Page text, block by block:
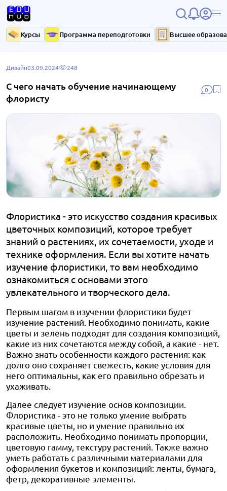
Курсы Программа переподготовки Высшее
0
Дизайн03.09.2024 248
С чего начать обучение начинающему
флористу
Флористика - это искусство создания красивых
цветочных композиций, которое требует
знаний о растениях, их сочетаемости, уходе и
технике оформления. Если вы хотите начать
изучение флористики, то вам необходимо
ознакомиться с основами этого
увлекательного и творческого дела.
Первым шагом в изучении флористики будет
изучение растений. Необходимо понимать, какие
цветы и зелень подходят для создания композиций,
какие из них сочетаются между собой, а какие - нет.
Важно знать особенности каждого растения: как
долго оно сохраняет свежесть, какие условия для
него оптимальны, как его правильно обрезать и
ухаживать.
Далее следует изучение основ композиции.
Флористика - это не только умение выбрать
красивые цветы, но и умение правильно их
расположить. Необходимо понимать пропорции,
цветовую гамму, текстуру растений. Также важно
уметь работать с различными материалами для
оформления букетов и композиций: ленты, бумага,
фетр, декоративные элементы.